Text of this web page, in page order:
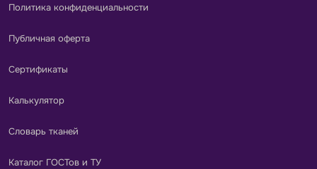
Политика конфиденциальности
Публичная оферта
Сертификаты
Калькулятор
Словарь тканей
Каталог ГОСТов и ТУ